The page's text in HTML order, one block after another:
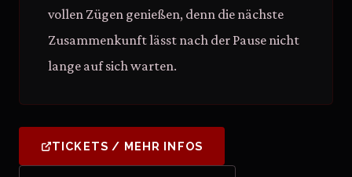
vollen Zügen genießen, denn die nächste
Zusammenkunft lässt nach der Pause nicht
lange auf sich warten.
TICKETS / MEHR INFOS